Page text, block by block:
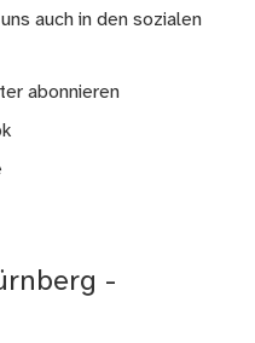
auch in den sozialen
abonnieren
-